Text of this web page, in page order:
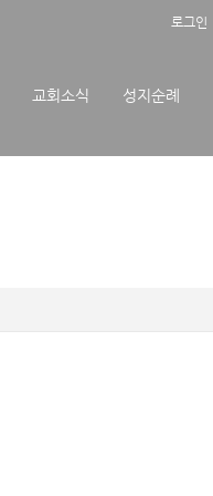
로그인
교회소식 성지순례